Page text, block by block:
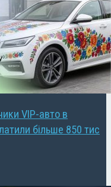
VIP-авто в
більше 850 тис